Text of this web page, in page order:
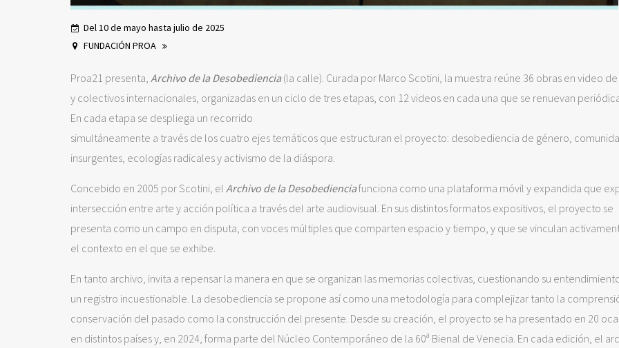
Del 10 de mayo hasta julio de 2025
FUNDACIÓN PROA
Proa21 presenta, Archivo de la Desobediencia(la calle). Curada por Marco Scotini, la muestra reúne 36 obras en video
y colectivos internacionales, organizadas en un ciclo de tres etapas, con 12 videos en cada una que se renuevan
En cada etapa se despliega un recorrido
simultáneamente a través de los cuatro ejes temáticos que estructuran el proyecto: desobediencia de género,
insurgentes, ecologías radicales y activismo de la diáspora.
Concebido en 2005 por Scotini, el Archivo de la Desobedienciafunciona como una plataforma móvil y expandida que
intersección entre arte y acción política a través del arte audiovisual. En sus distintos formatos expositivos, el proyecto se
presenta como un campo en disputa, con voces múltiples que comparten espacio y tiempo, y que se vinculan
el contexto en el que se exhibe.
En tanto archivo, invita a repensar la manera en que se organizan las memorias colectivas, cuestionando su
un registro incuestionable. La desobediencia se propone así como una metodología para complejizar tanto la
conservación del pasado como la construcción del presente. Desde su creación, el proyecto se ha presentado en 20
en distintos países y, en 2024, forma parte del Núcleo Contemporáneo de la 60ª Bienal de Venecia. En cada edición, el